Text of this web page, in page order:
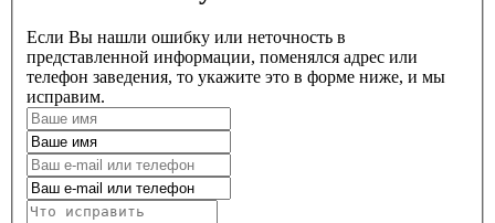
Если Вы нашли ошибку или неточность в
представленной информации, поменялся адрес или
телефон заведения, то укажите это в форме ниже, и мы
исправим.